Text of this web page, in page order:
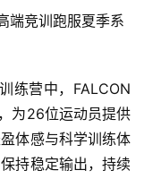
端竞训跑服夏季系
练营中，FALCON
为26位运动员提供
体感与科学训练体
持稳定输出，持续